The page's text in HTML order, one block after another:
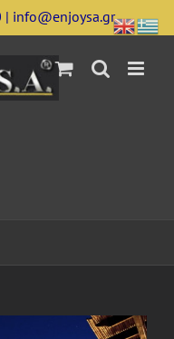
info@enjoysa.gr